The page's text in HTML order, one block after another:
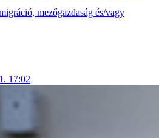
mezőgazdaság és/vagy
17:02